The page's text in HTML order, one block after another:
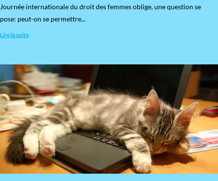
​Journée internationale du droit des femmes oblige, une question se
pose: peut-on se permettre...
Lire la suite